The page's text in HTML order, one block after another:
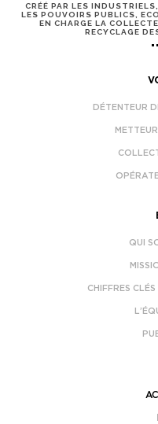
CRÉÉ PAR LES
LES POUVOIRS PUBLICS,
EN CHARGE LA
RECYCLAGE
DÉTENTEUR
QUI
CHIFFRES